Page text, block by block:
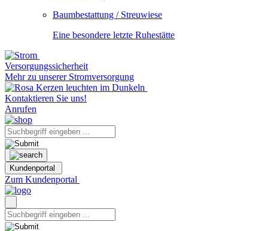
Baumbestattung / Streuwiese
Eine besondere letzte Ruhestätte
Versorgungssicherheit
Mehr zu unserer Stromversorgung
Kontaktieren Sie uns!
Anrufen
Kundenportal
Zum Kundenportal